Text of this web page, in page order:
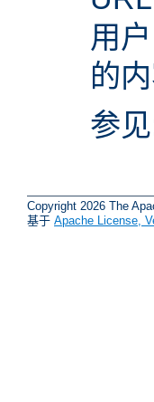
用
的内
参
Copyright 2026 The
基于 Apache License,